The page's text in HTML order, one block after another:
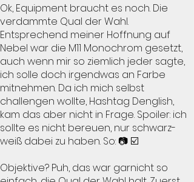
Ok, Equipment braucht es noch. Die
verdammte Qual der Wahl.
Entsprechend meiner Hoffnung auf
Nebel war die M11 Monochrom gesetzt,
auch wenn mir so ziemlich jeder sagte,
ich solle doch irgendwas an Farbe
mitnehmen. Da ich mich selbst
challengen wollte, Hashtag Denglish,
kam das aber nicht in Frage. Spoiler: ich
sollte es nicht bereuen, nur schwarz-
weiß dabei zu haben. So: 📷 ☑️
Objektive? Puh, das war garnicht so